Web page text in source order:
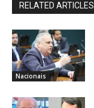
RELATED ARTICLES
Nacionais